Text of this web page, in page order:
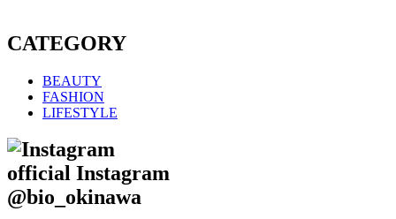
CATEGORY
BEAUTY
FASHION
LIFESTYLE
official Instagram
@bio_okinawa